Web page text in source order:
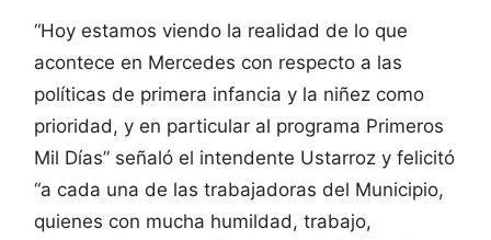
“Hoy estamos viendo la realidad de lo que
acontece en Mercedes con respecto a las
políticas de primera infancia y la niñez como
prioridad, y en particular al programa Primeros
Mil Días” señaló el intendente Ustarroz y felicitó
“a cada una de las trabajadoras del Municipio,
quienes con mucha humildad, trabajo,